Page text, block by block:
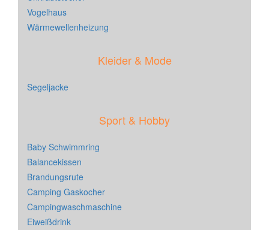
Vogelhaus
Wärmewellenheizung
Kleider & Mode
Segeljacke
Sport & Hobby
Baby Schwimmring
Balancekissen
Brandungsrute
Camping Gaskocher
Campingwaschmaschine
Eiweißdrink